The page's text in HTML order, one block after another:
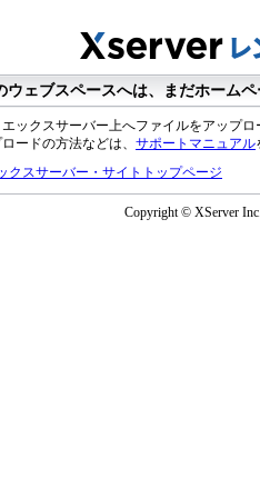
ウェブスペースへは、まだホーム
ックスサーバー上へファイルをアップロ
ードの方法などは、 サポートマニュアル
クスサーバー・サイトトップページ
Copyright © XServer